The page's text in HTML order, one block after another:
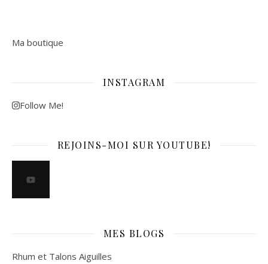
Ma boutique
INSTAGRAM
Follow Me!
REJOINS-MOI SUR YOUTUBE!
MES BLOGS
Rhum et Talons Aiguilles